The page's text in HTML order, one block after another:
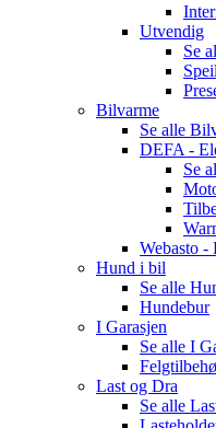
Utvendig
Se
Speil
Bilvarme
Se alle
DEFA -
Se
Webasto
Hund i bil
Se alle
Hundebur
I Garasjen
Se alle I
Last og Dra
Se alle